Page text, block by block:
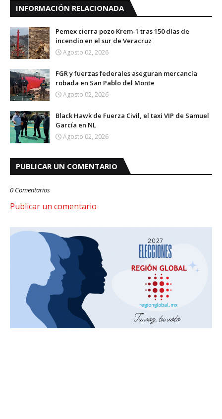
INFORMACIÓN RELACIONADA
Pemex cierra pozo Krem-1 tras 150 días de
incendio en el sur de Veracruz
Agosto 02, 2026
FGR y fuerzas federales aseguran mercancía
robada en San Pablo del Monte
Agosto 02, 2026
Black Hawk de Fuerza Civil, el taxi VIP de Samuel
García en NL
Agosto 02, 2026
PUBLICAR UN COMENTARIO
0 Comentarios
Publicar un comentario